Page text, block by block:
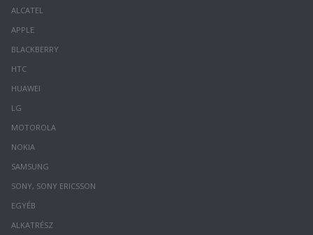
ALCATEL
APPLE
BLACKBERRY
HTC
HUAWEI
LG
MOTOROLA
NOKIA
SAMSUNG
SONY, SONY ERICSSON
EGYÉB
ALKATRÉSZ